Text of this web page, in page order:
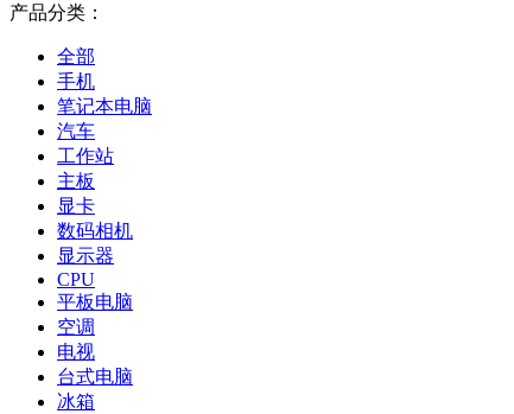
产品分类：
全部
手机
笔记本电脑
汽车
工作站
主板
显卡
数码相机
显示器
CPU
平板电脑
空调
电视
台式电脑
冰箱